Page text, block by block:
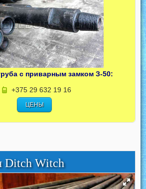
с приварным замком З-50:
+375 29 632 19 16
ЦЕНЫ
Ditch Witch